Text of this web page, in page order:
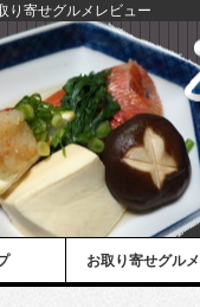
り寄せグルメレビュー
お取り寄せグルメ